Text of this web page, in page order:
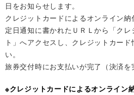
日をお知らせします。
クレジットカードによるオンライン
定日通知に書かれたＵＲＬから「ク
ト」へアクセスし、クレジットカー
い。
旅券交付時にお支払いが完了（決済を
※クレジットカードによるオンライン